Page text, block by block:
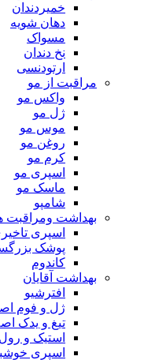
خمیردندان
دهان شویه
مسواک
نخ دندان
ارتودنسی
مراقبت از مو
واکس مو
ژل مو
موس مو
روغن مو
کرم مو
اسپری مو
ماسک مو
شامپو
بهداشت
اسپری
پوشک
کاندوم
بهداشت آقایان
افترشیو
ژل و فوم
تیغ و یدک
استیک و
اسپری